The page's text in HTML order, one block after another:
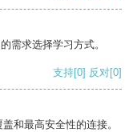
需求选择学习方式。
支持[0] 反对[0]
和最高安全性的连接。